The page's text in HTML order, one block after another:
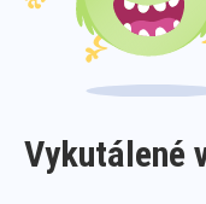
Vykutálené